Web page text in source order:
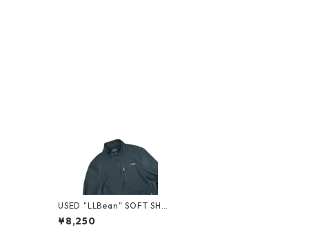
USED "LLBean" SOFT SHEL
L JACKET
¥8,250